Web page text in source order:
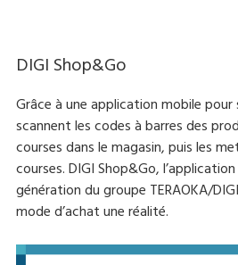
DIGI Shop&Go
Grâce à une application mobile
scannent les codes à barres des
courses dans le magasin, puis les
courses. DIGI Shop&Go,
génération du groupe TERAOKA/
mode d’achat une réalité.